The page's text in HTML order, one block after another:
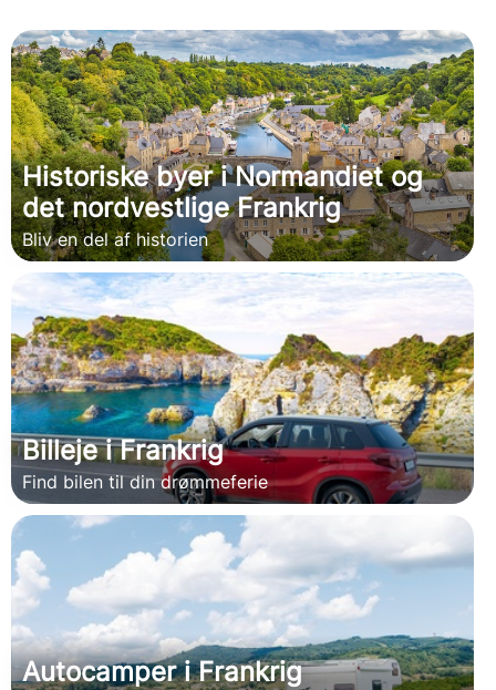
Historiske byer i Normandiet og
det nordvestlige Frankrig
Bliv en del af historien
Billeje i Frankrig
Find bilen til din drømmeferie
Autocamper i Frankrig